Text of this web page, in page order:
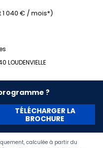
1 040 € / mois*)
?
TÉLÉCHARGER LA
BROCHURE
calculée à partir du